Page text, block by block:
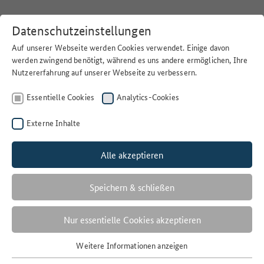
Filter
SCHWERMETALLVORRAT
1 Ergebnisse
Anzahl der Ergebnisse:
Datenschutzeinstellungen
Auf unserer Webseite werden Cookies verwendet. Einige davon
werden zwingend benötigt, während es uns andere ermöglichen, Ihre
Nutzererfahrung auf unserer Webseite zu verbessern.
Essentielle Cookies Analytics-Cookies
Externe Inhalte
Alle akzeptieren
Speichern & schließen
Nur essentielle Cookies akzeptieren
Essentielle Cookies
Weitere Informationen anzeigen